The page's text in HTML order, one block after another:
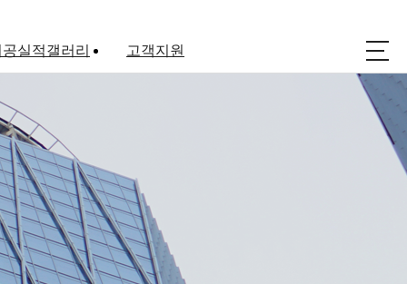
실적갤러리
파트코킹
리콘 공사
방수공사
외벽청소
고객지원
상담문의